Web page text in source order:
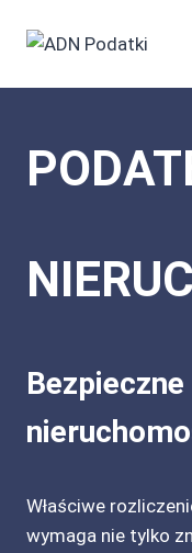
Właściwe
wymaga nie tylko